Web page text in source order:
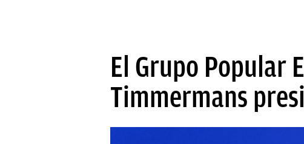
El Grupo Popular
Timmermans